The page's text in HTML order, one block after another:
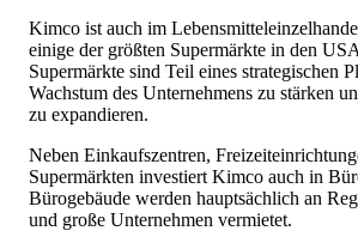
Kimco ist auch im
einige der größten Supermärkte in den
Supermärkte sind Teil eines strategischen
Wachstum des Unternehmens zu stärken
zu expandieren.
Neben Einkaufszentren,
Supermärkten investiert Kimco auch in
Bürogebäude werden hauptsächlich an
und große Unternehmen vermietet.